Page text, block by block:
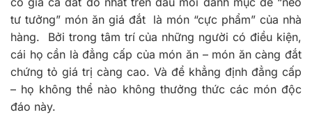
tư tưởng” món ăn giá đắt là món “cực phẩm” của nhà
hàng. Bởi trong tâm trí của những người có điều kiện,
cái họ cần là đẳng cấp của món ăn – món ăn càng đắt
chứng tỏ giá trị càng cao. Và để khẳng định đẳng cấp
– họ không thể nào không thưởng thức các món độc
đáo này.